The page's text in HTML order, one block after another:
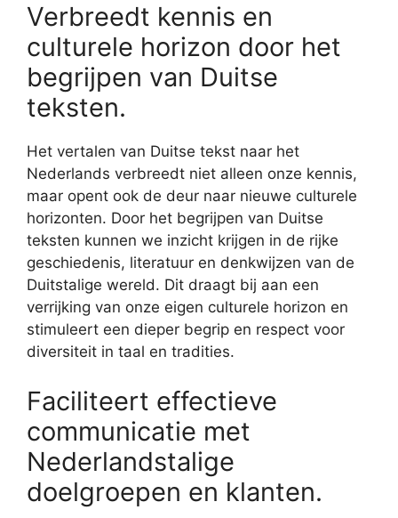
Verbreedt kennis en
culturele horizon door het
begrijpen van Duitse
teksten.
Het vertalen van Duitse tekst naar het
Nederlands verbreedt niet alleen onze kennis,
maar opent ook de deur naar nieuwe culturele
horizonten. Door het begrijpen van Duitse
teksten kunnen we inzicht krijgen in de rijke
geschiedenis, literatuur en denkwijzen van de
Duitstalige wereld. Dit draagt bij aan een
verrijking van onze eigen culturele horizon en
stimuleert een dieper begrip en respect voor
diversiteit in taal en tradities.
Faciliteert effectieve
communicatie met
Nederlandstalige
doelgroepen en klanten.